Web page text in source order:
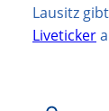
Lausitz
Liveticker